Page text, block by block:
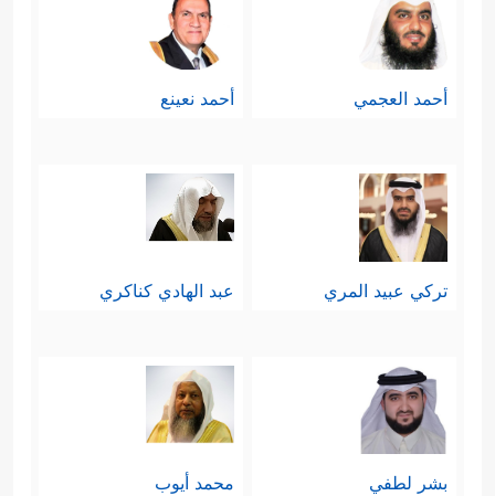
أحمد العجمي أحمد نعينع
تركي عبيد المري عبد الهادي كناكري
بشر لطفي محمد أيوب